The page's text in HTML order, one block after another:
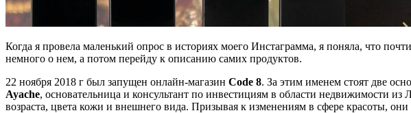
Когда я провела маленький опрос в историях моего Инстаграмма, я поняла, что
немного о нем, а потом перейду к описанию самих продуктов.
22 ноября 2018 г был запущен онлайн-магазин Code 8. За этим именем стоят две
Ayache, основательница и консультант по инвестициям в области недвижимости
возраста, цвета кожи и внешнего вида. Призывая к изменениям в сфере красоты,